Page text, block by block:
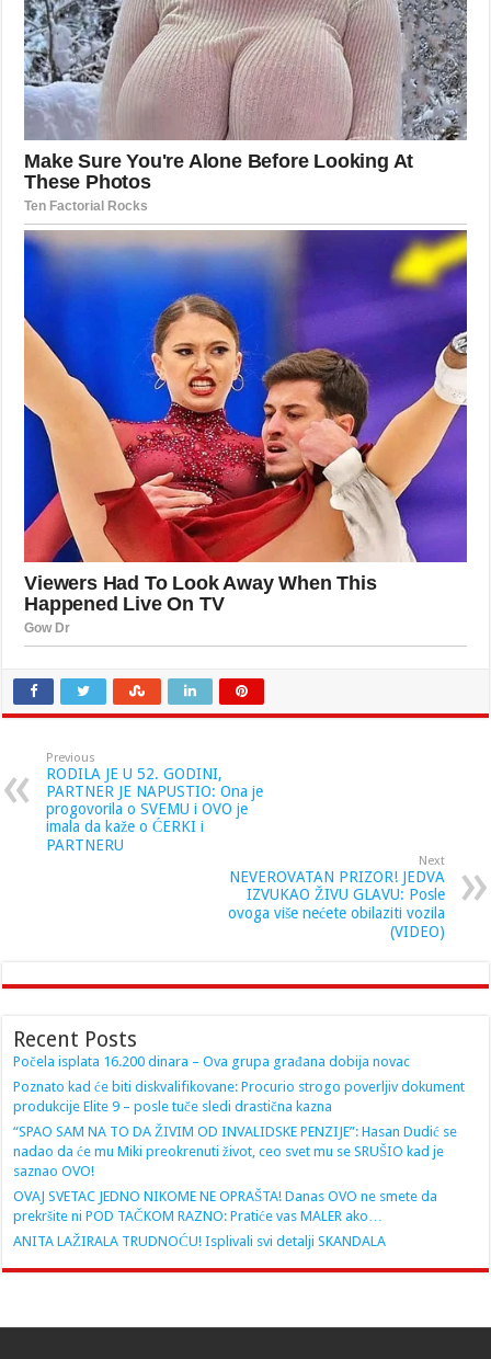
Previous
RODILA JE U 52. GODINI,
PARTNER JE NAPUSTIO: Ona je
progovorila o SVEMU i OVO je
imala da kaže o ĆERKI i
PARTNERU
Next
NEVEROVATAN PRIZOR! JEDVA
IZVUKAO ŽIVU GLAVU: Posle
ovoga više nećete obilaziti vozila
(VIDEO)
Recent Posts
Počela isplata 16.200 dinara – Ova grupa građana dobija novac
Poznato kad će biti diskvalifikovane: Procurio strogo poverljiv dokument
produkcije Elite 9 – posle tuče sledi drastična kazna
“SPAO SAM NA TO DA ŽIVIM OD INVALIDSKE PENZIJE”: Hasan Dudić se
nadao da će mu Miki preokrenuti život, ceo svet mu se SRUŠIO kad je
saznao OVO!
OVAJ SVETAC JEDNO NIKOME NE OPRAŠTA! Danas OVO ne smete da
prekršite ni POD TAČKOM RAZNO: Pratiće vas MALER ako…
ANITA LAŽIRALA TRUDNOĆU! Isplivali svi detalji SKANDALA